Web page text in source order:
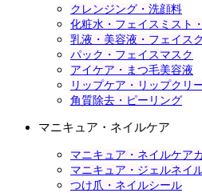
クレンジング・洗顔料
化粧水・フェイスミスト
乳液・美容液・フェイス
パック・フェイスマスク
アイケア・まつ毛美容液
リップケア・リップクリ
角質除去・ピーリング
マニキュア・ネイルケア
マニキュア・ネイルケア
マニキュア・ジェルネイ
つけ爪・ネイルシール